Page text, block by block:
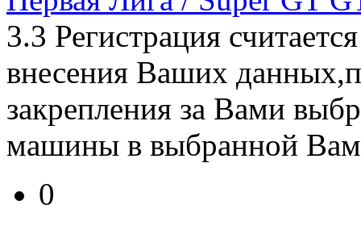
3.3 Регистрация
внесения Ваших
закрепления за Вами
машины в выбранной
0